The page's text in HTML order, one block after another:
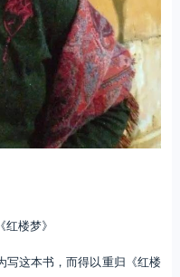
楼梦》
这本书，而得以重归《红楼